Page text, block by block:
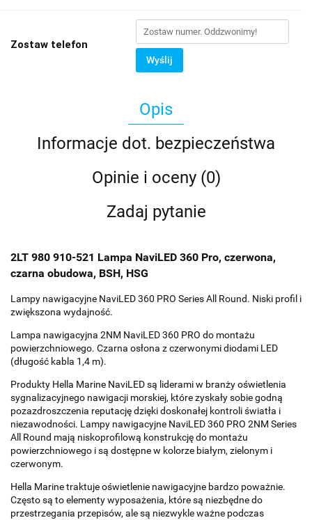
Zostaw telefon
Wyślij
Opis
Informacje dot. bezpieczeństwa
Opinie i oceny (0)
Zadaj pytanie
2LT 980 910-521 Lampa NaviLED 360 Pro, czerwona,
czarna obudowa, BSH, HSG
Lampy nawigacyjne NaviLED 360 PRO Series All Round. Niski profil i
zwiększona wydajność.
Lampa nawigacyjna 2NM NaviLED 360 PRO do montażu
powierzchniowego. Czarna osłona z czerwonymi diodami LED
(długość kabla 1,4 m).
Produkty Hella Marine NaviLED są liderami w branży oświetlenia
sygnalizacyjnego nawigacji morskiej, które zyskały sobie godną
pozazdroszczenia reputację dzięki doskonałej kontroli światła i
niezawodności. Lampy nawigacyjne NaviLED 360 PRO 2NM Series
All Round mają niskoprofilową konstrukcję do montażu
powierzchniowego i są dostępne w kolorze białym, zielonym i
czerwonym.
Hella Marine traktuje oświetlenie nawigacyjne bardzo poważnie.
Często są to elementy wyposażenia, które są niezbędne do
przestrzegania przepisów, ale są niezwykle ważne podczas